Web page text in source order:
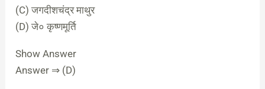
(C) जगदीशचंद्र माथुर
(D) जे० कृष्णमूर्ति
Show Answer
Answer ⇒ (D)